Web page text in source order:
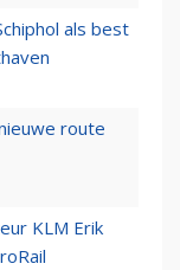
als best
route
KLM Erik